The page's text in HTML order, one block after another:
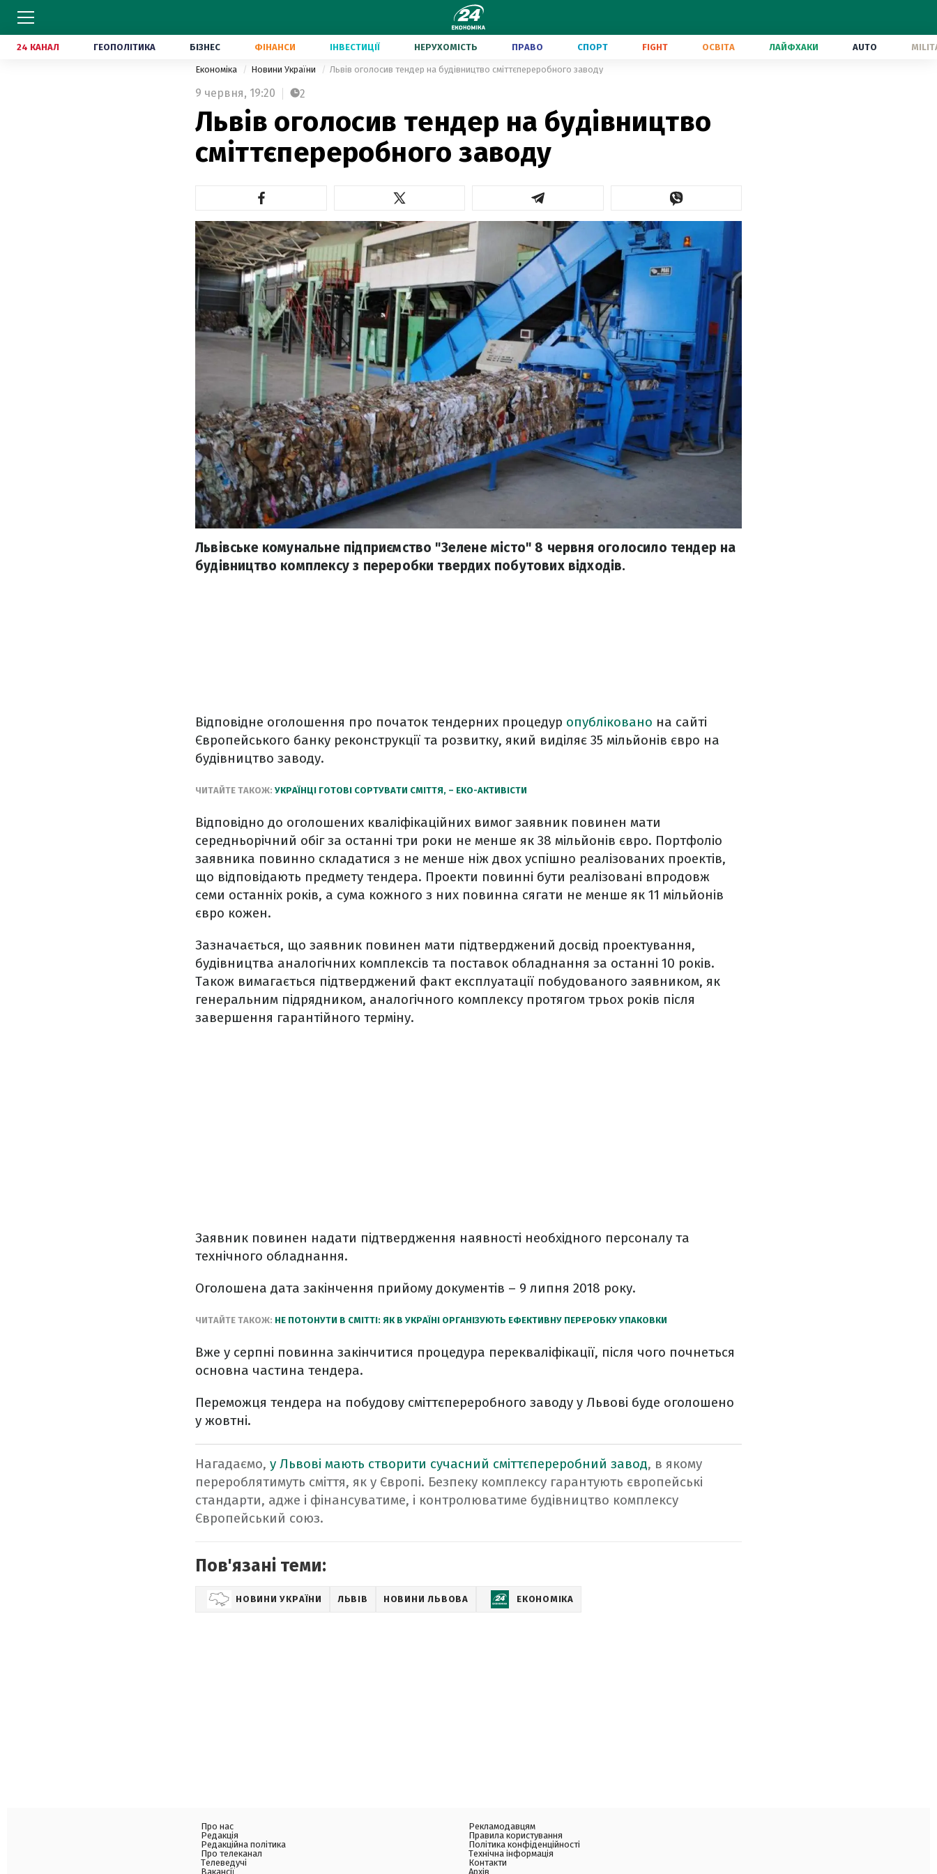
24 КАНАЛ ГЕОПОЛІТИКА БІЗНЕС ФІНАНСИ ІНВЕСТИЦІЇ НЕРУХОМІСТЬ ПРАВО СПОРТ FIGHT ОСВІТА ЛАЙФХАКИ AUTO
Економіка Новини України Львів оголосив тендер на будівництво сміттєпереробного заводу
9 червня, 19:20 2
Львів оголосив тендер на будівництво
сміттєпереробного заводу
Львівське комунальне підприємство "Зелене місто" 8 червня оголосило тендер на
будівництво комплексу з переробки твердих побутових відходів.
Відповідне оголошення про початок тендерних процедур опубліковано на сайті
Європейського банку реконструкції та розвитку, який виділяє 35 мільйонів євро на
будівництво заводу.
ЧИТАЙТЕ ТАКОЖ: УКРАЇНЦІ ГОТОВІ СОРТУВАТИ СМІТТЯ, – ЕКО-АКТИВІСТИ
Відповідно до оголошених кваліфікаційних вимог заявник повинен мати
середньорічний обіг за останні три роки не менше як 38 мільйонів євро. Портфоліо
заявника повинно складатися з не менше ніж двох успішно реалізованих проектів,
що відповідають предмету тендера. Проекти повинні бути реалізовані впродовж
семи останніх років, а сума кожного з них повинна сягати не менше як 11 мільйонів
євро кожен.
Зазначається, що заявник повинен мати підтверджений досвід проектування,
будівництва аналогічних комплексів та поставок обладнання за останні 10 років.
Також вимагається підтверджений факт експлуатації побудованого заявником, як
генеральним підрядником, аналогічного комплексу протягом трьох років після
завершення гарантійного терміну.
Заявник повинен надати підтвердження наявності необхідного персоналу та
технічного обладнання.
Оголошена дата закінчення прийому документів – 9 липня 2018 року.
ЧИТАЙТЕ ТАКОЖ: НЕ ПОТОНУТИ В СМІТТІ: ЯК В УКРАЇНІ ОРГАНІЗУЮТЬ ЕФЕКТИВНУ ПЕРЕРОБКУ УПАКОВКИ
Вже у серпні повинна закінчитися процедура перекваліфікації, після чого почнеться
основна частина тендера.
Переможця тендера на побудову сміттєпереробного заводу у Львові буде оголошено
у жовтні.
Нагадаємо, у Львові мають створити сучасний сміттєпереробний завод, в якому
перероблятимуть сміття, як у Європі. Безпеку комплексу гарантують європейські
стандарти, адже і фінансуватиме, і контролюватиме будівництво комплексу
Європейський союз.
Пов'язані теми:
НОВИНИ УКРАЇНИ ЛЬВІВ НОВИНИ ЛЬВОВА ЕКОНОМІКА
Про нас
Редакція
Редакційна політика
Про телеканал
Телеведучі
Вакансії
Рекламодавцям
Правила користування
Політика конфіденційності
Технічна інформація
Контакти
Архів